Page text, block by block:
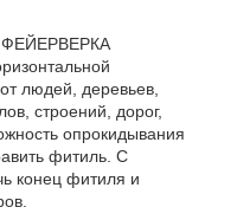
людей, деревьев,
строений, дорог,
опрокидывания
фитиль. С
конец фитиля и